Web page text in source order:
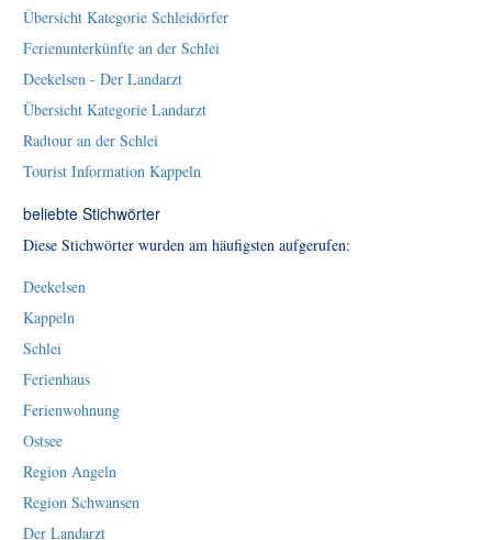
Übersicht Kategorie Schleidörfer
Ferienunterkünfte an der Schlei
Deekelsen - Der Landarzt
Übersicht Kategorie Landarzt
Radtour an der Schlei
Tourist Information Kappeln
beliebte Stichwörter
Diese Stichwörter wurden am häufigsten aufgerufen:
Deekelsen
Kappeln
Schlei
Ferienhaus
Ferienwohnung
Ostsee
Region Angeln
Region Schwansen
Der Landarzt